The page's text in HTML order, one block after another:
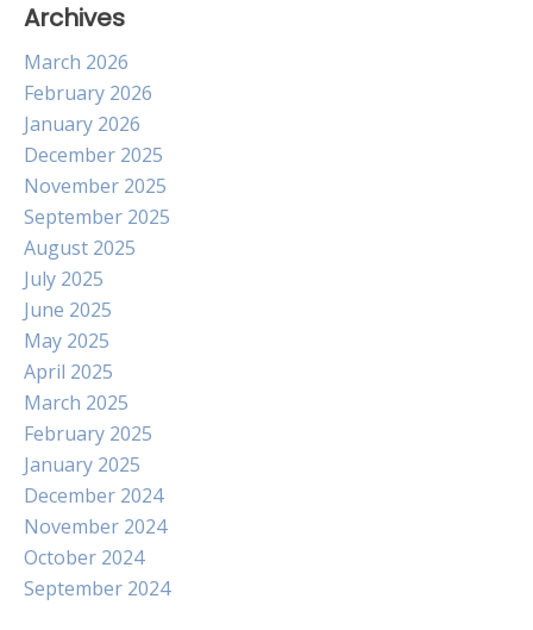
Archives
March 2026
February 2026
January 2026
December 2025
November 2025
September 2025
August 2025
July 2025
June 2025
May 2025
April 2025
March 2025
February 2025
January 2025
December 2024
November 2024
October 2024
September 2024